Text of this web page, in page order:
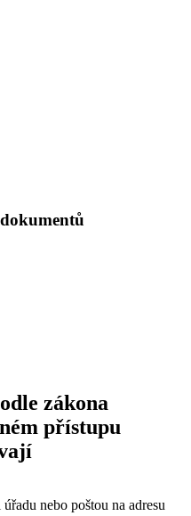
zákona
přístupu
nebo poštou na adresu